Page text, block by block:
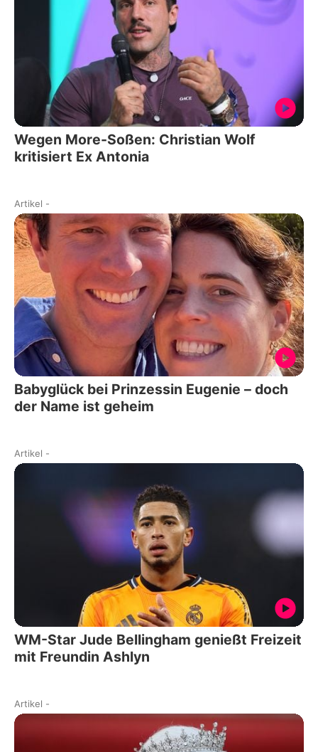
Wegen More-Soßen: Christian Wolf
kritisiert Ex Antonia
Artikel -
Babyglück bei Prinzessin Eugenie – doch
der Name ist geheim
Artikel -
WM-Star Jude Bellingham genießt Freizeit
mit Freundin Ashlyn
Artikel -